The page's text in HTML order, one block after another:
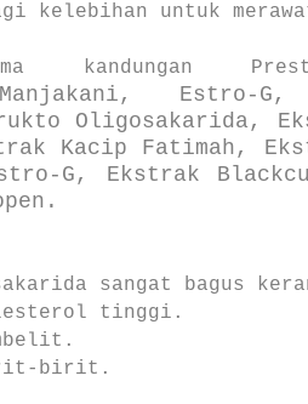
kelebihan untuk
kandungan
Manjakani, Estro-
Oligosakarida,
Kacip Fatimah,
G, Ekstrak
sangat bagus
tinggi.
birit.